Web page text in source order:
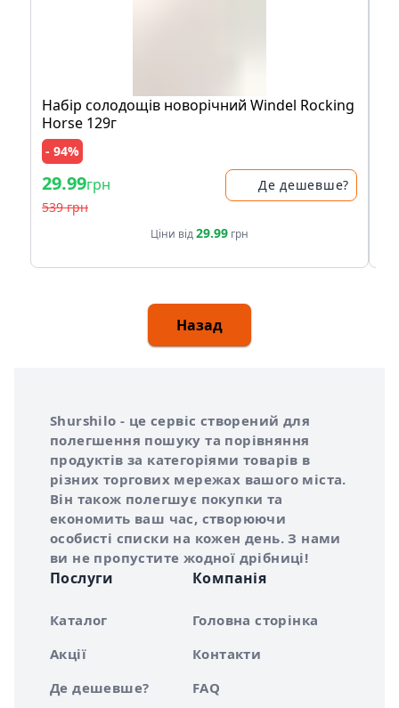
Набір солодощів новорічний Windel Rocking
Horse 129г
- 94%
29.99грн
539 грн
Де дешевше?
Ціни від29.99 грн
Назад
Про сервіс Shurshilo
Shurshilo - це сервіс створений для
полегшення пошуку та порівняння
продуктів за категоріями товарів в
різних торгових мережах вашого міста.
Він також полегшує покупки та
економить ваш час, створюючи
особисті списки на кожен день. З нами
ви не пропустите жодної дрібниці!
Послуги
Каталог
Акції
Де дешевше?
Компанія
Головна сторінка
Контакти
FAQ